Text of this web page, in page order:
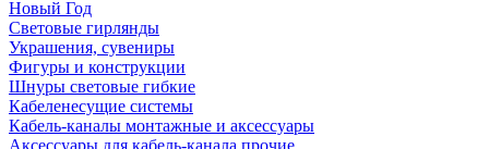
Новый Год
Световые гирлянды
Украшения, сувениры
Фигуры и конструкции
Шнуры световые гибкие
Кабеленесущие системы
Кабель-каналы монтажные и аксессуары
Аксессуары для кабель-канала прочие